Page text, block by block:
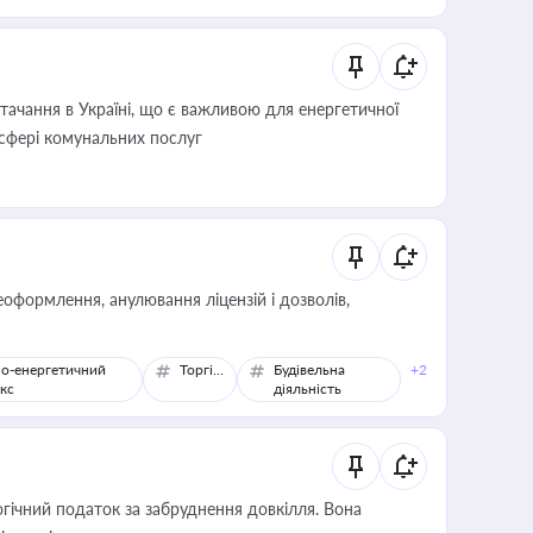
в Україні, що є важливою для енергетичної
комунальних послуг
анулювання ліцензій і дозволів,
енергетичний
Торгівля
Будівельна
діяльність
+2
податок за забруднення довкілля. Вона